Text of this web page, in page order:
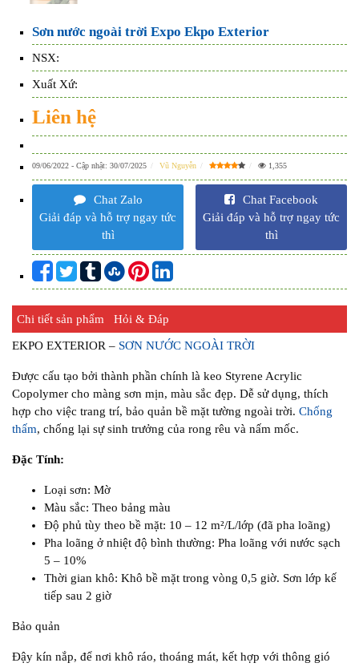
Sơn nước ngoài trời Expo Ekpo Exterior
NSX:
Xuất Xứ:
Liên hệ
09/06/2022 - Cập nhật: 30/07/2025 Vũ Nguyễn 1,355
Chat Zalo
Giải đáp và hỗ trợ ngay tức
thì
Chat Facebook
Giải đáp và hỗ trợ ngay tức
thì
Chi tiết sản phẩm Hỏi & Đáp
EKPO EXTERIOR – SƠN NƯỚC NGOÀI TRỜI
Được cấu tạo bởi thành phần chính là keo Styrene Acrylic
Copolymer cho màng sơn mịn, màu sắc đẹp. Dễ sử dụng, thích
hợp cho việc trang trí, bảo quản bề mặt tường ngoài trời. Chống
thấm, chống lại sự sinh trưởng của rong rêu và nấm mốc.
Đặc Tính:
Loại sơn: Mờ
Màu sắc: Theo bảng màu
Độ phủ tùy theo bề mặt: 10 – 12 m²/L/lớp (đã pha loãng)
Pha loãng ở nhiệt độ bình thường: Pha loãng với nước sạch
5 – 10%
Thời gian khô: Khô bề mặt trong vòng 0,5 giờ. Sơn lớp kế
tiếp sau 2 giờ
Bảo quản
Đậy kín nắp, để nơi khô ráo, thoáng mát, kết hợp với thông gió